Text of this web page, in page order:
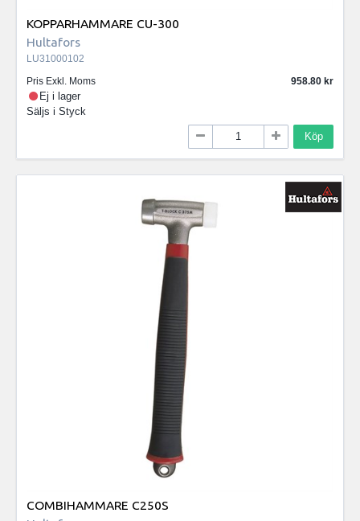
KOPPARHAMMARE CU-300
Hultafors
LU31000102
Pris Exkl. Moms
958.80
Ej i lager
Säljs i Styck
Köp
COMBIHAMMARE C250S